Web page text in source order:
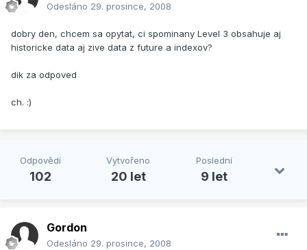
Odesláno 29. prosince, 2008
dobry den, chcem sa opytat, ci spominany Level 3 obsahuje aj
historicke data aj zive data z future a indexov?
dik za odpoved
ch. :)
Odpovědí
102
Vytvořeno
20 let
Poslední
9 let
Gordon
Odesláno 29. prosince, 2008